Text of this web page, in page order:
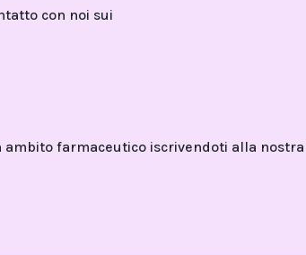
con noi sui
farmaceutico iscrivendoti alla